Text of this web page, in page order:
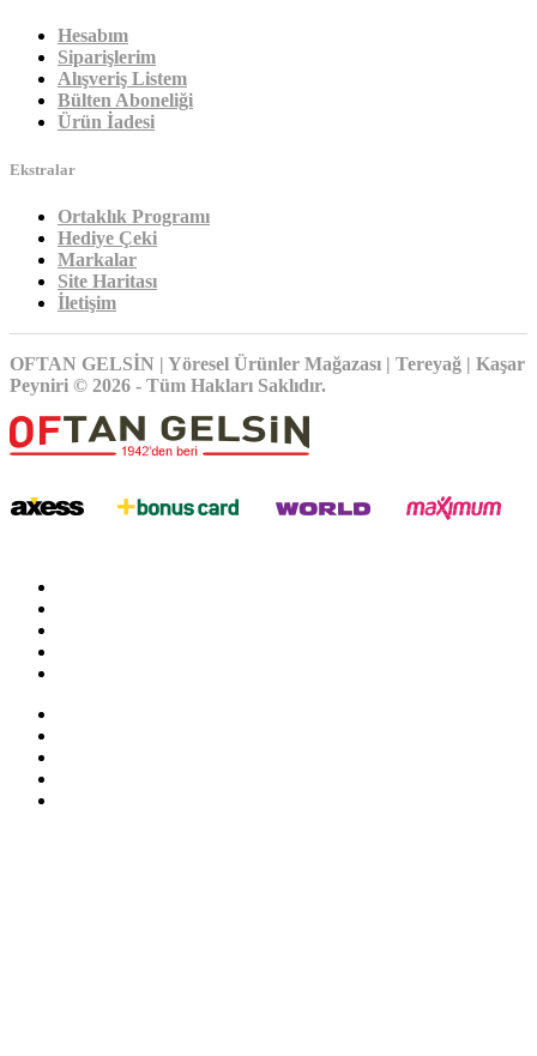
Hesabım
Siparişlerim
Alışveriş Listem
Bülten Aboneliği
Ürün İadesi
Ekstralar
Ortaklık Programı
Hediye Çeki
Markalar
Site Haritası
İletişim
OFTAN GELSİN | Yöresel Ürünler Mağazası | Tereyağ | Kaşar
Peyniri © 2026 - Tüm Hakları Saklıdır.